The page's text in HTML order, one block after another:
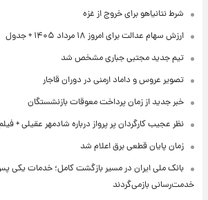
شرط نتانیاهو برای خروج از غزه
ارزش سهام عدالت برای امروز ۱۸ مرداد ۱۴۰۵ + جدول
تیم جدید مجتبی جباری مشخص شد
تصویر عروس و داماد ارمنی در دوران قاجار
خبر جدید از زمان پرداخت معوقات بازنشستگان
نظر عجیب کارگردان پر پرواز درباره شادمهر عقیلی +
زمان پایان قطعی برق اعلام شد
بانک ملی ایران در مسیر بازگشت کامل؛ خدمات یکی
خدمت‌رسانی بازمی‌گردند